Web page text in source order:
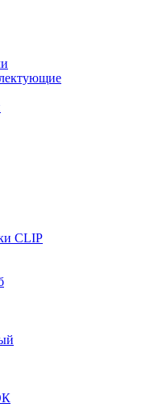
CLIP